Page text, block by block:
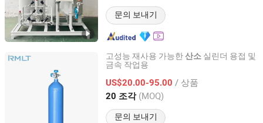
문의 보내기
고성능 재사용 가능한 산소 실린더 용접 및
금속 작업용
US$20.00-95.00 / 상품
20 조각 (MOQ)
문의 보내기
Qingdao Ruiming Blue Sky Energy Co., Ltd.
Shandong, China 이후 2017